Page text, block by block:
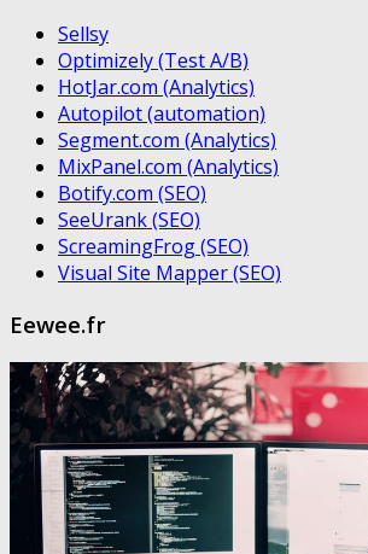
Sellsy
Optimizely (Test A/B)
HotJar.com (Analytics)
Autopilot (automation)
Segment.com (Analytics)
MixPanel.com (Analytics)
Botify.com (SEO)
SeeUrank (SEO)
ScreamingFrog (SEO)
Visual Site Mapper (SEO)
Eewee.fr